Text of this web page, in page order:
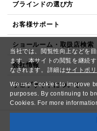
当社では、閲覧性向上などを
ます。本サイトの閲覧を継続
なされます。詳細はサイトポ
We use Cookies to improve
purposes. By continuing to
Cookies. For more
ブラインドの選び方
お客様サポート
ショールーム・取扱店検索
会社情報
ウェブサイトについて
Copyright©